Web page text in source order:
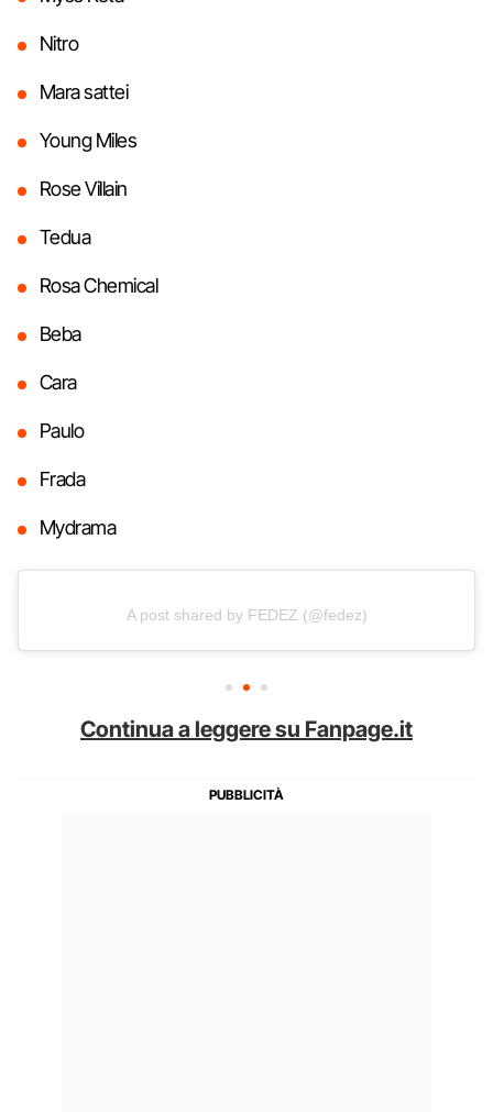
Nitro
Mara sattei
Young Miles
Rose Villain
Tedua
Rosa Chemical
Beba
Cara
Paulo
Frada
Mydrama
A post shared by FEDEZ (@fedez)
Continua a leggere su Fanpage.it